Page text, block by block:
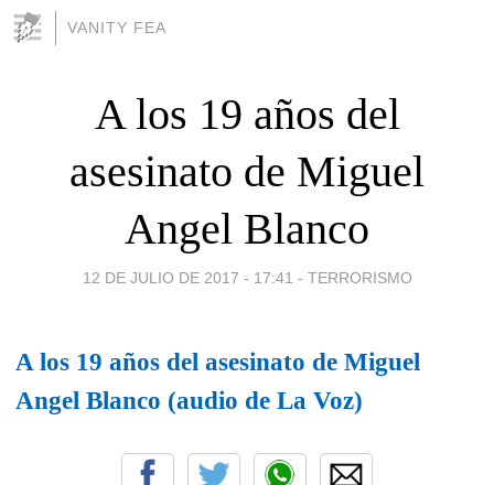
VANITY FEA
A los 19 años del
asesinato de Miguel
Angel Blanco
12 DE JULIO DE 2017 - 17:41 - TERRORISMO
A los 19 años del asesinato de Miguel
Angel Blanco (audio de La Voz)